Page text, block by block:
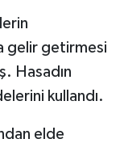
gelir getirmesi
Hasadın
kullandı.
elde